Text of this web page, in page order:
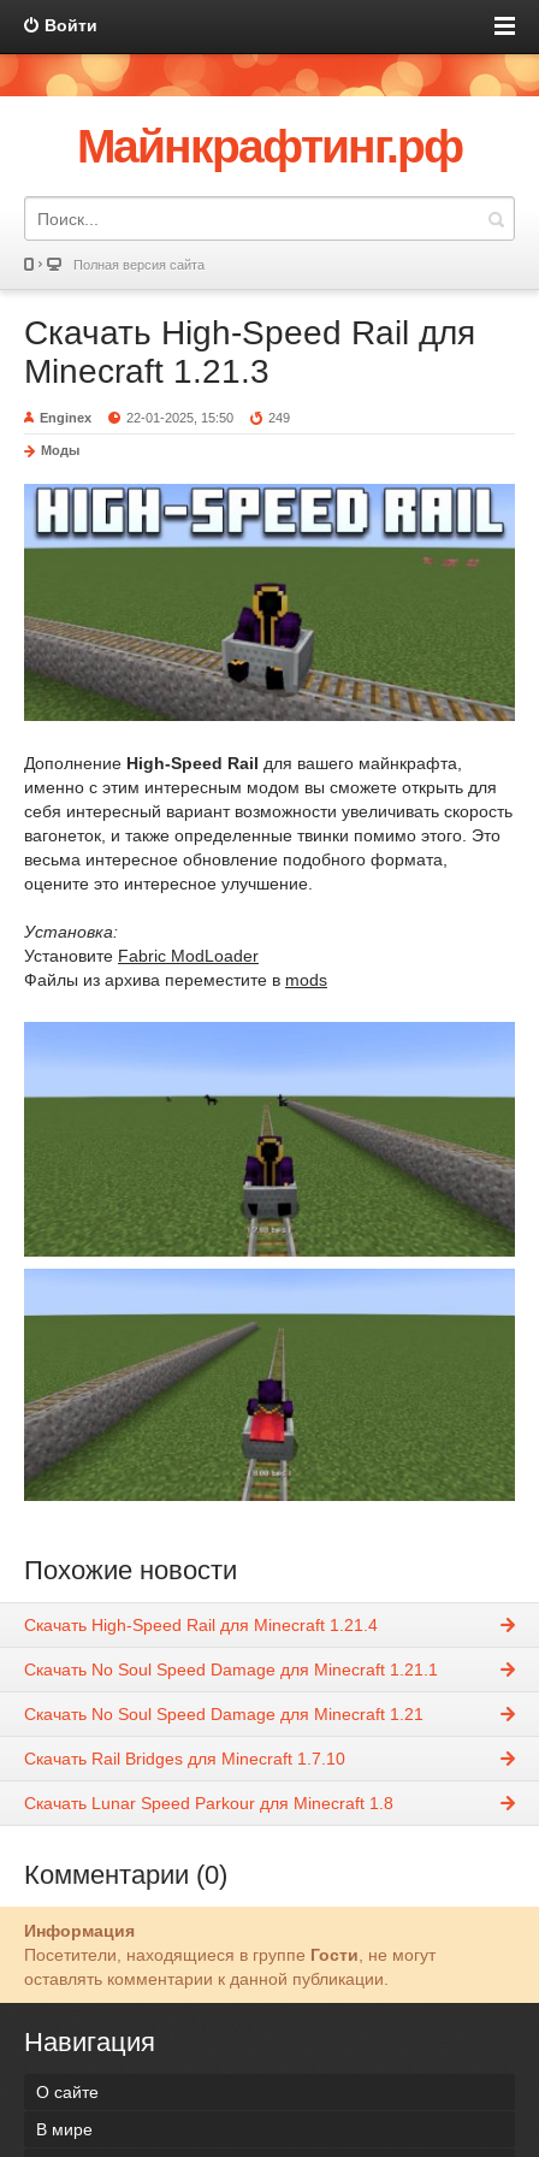
Войти
Майнкрафтинг.рф
Полная версия сайта
Скачать High-Speed Rail для
Minecraft 1.21.3
Enginex 22-01-2025, 15:50 249
Моды
Дополнение High-Speed Rail для вашего майнкрафта,
именно с этим интересным модом вы сможете открыть для
себя интересный вариант возможности увеличивать скорость
вагонеток, и также определенные твинки помимо этого. Это
весьма интересное обновление подобного формата,
оцените это интересное улучшение.
Установка:
Установите Fabric ModLoader
Файлы из архива переместите в mods
Похожие новости
Скачать High-Speed Rail для Minecraft 1.21.4
Скачать No Soul Speed Damage для Minecraft 1.21.1
Скачать No Soul Speed Damage для Minecraft 1.21
Скачать Rail Bridges для Minecraft 1.7.10
Скачать Lunar Speed Parkour для Minecraft 1.8
Комментарии (0)
Информация
Посетители, находящиеся в группе Гости , не могут
оставлять комментарии к данной публикации.
Навигация
О сайте
В мире